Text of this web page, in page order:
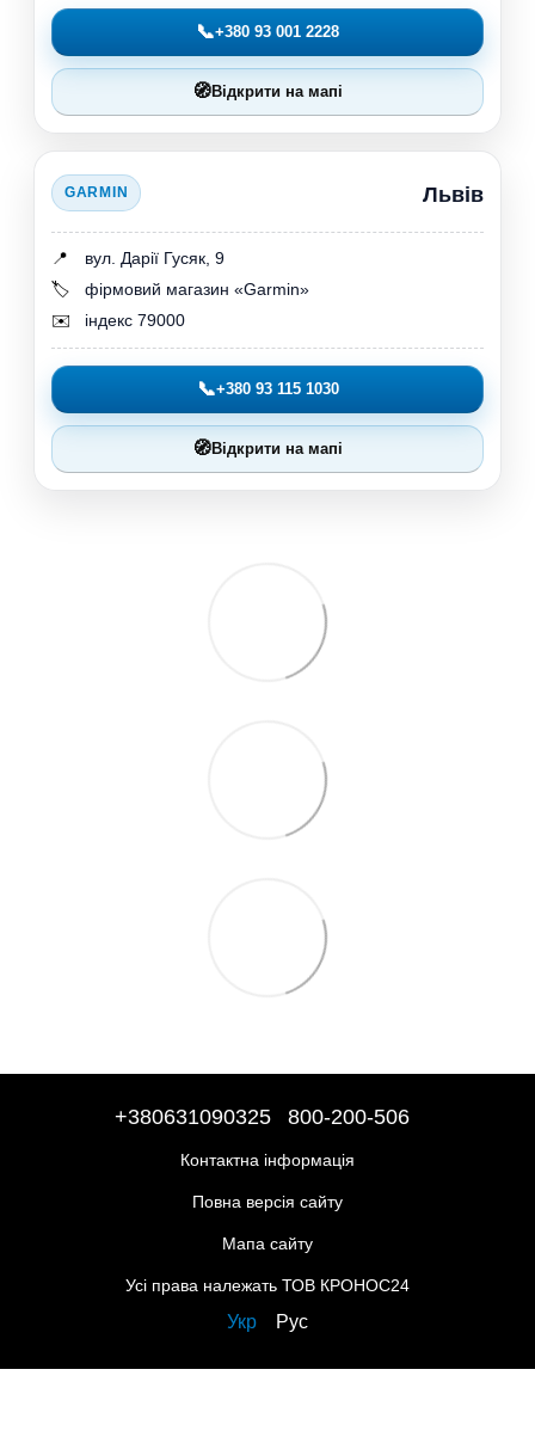
📞+380 93 001 2228
🧭Відкрити на мапі
GARMIN Львів
📍
вул. Дарії Гусяк, 9
🏷️
фірмовий магазин «Garmin»
✉️
індекс 79000
📞+380 93 115 1030
🧭Відкрити на мапі
+380631090325 800-200-506
Контактна інформація
Повна версія сайту
Мапа сайту
Усі права належать ТОВ КРОНОС24
Укр Рус